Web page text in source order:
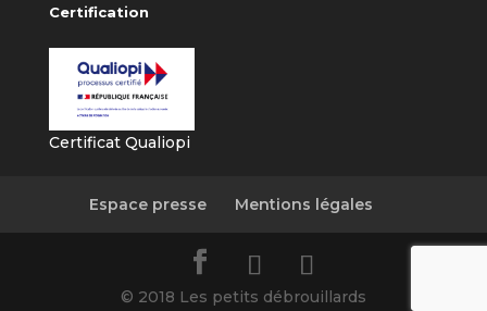
Certification
Certificat Qualiopi
Espace presse Mentions légales
© 2018 Les petits débrouillards